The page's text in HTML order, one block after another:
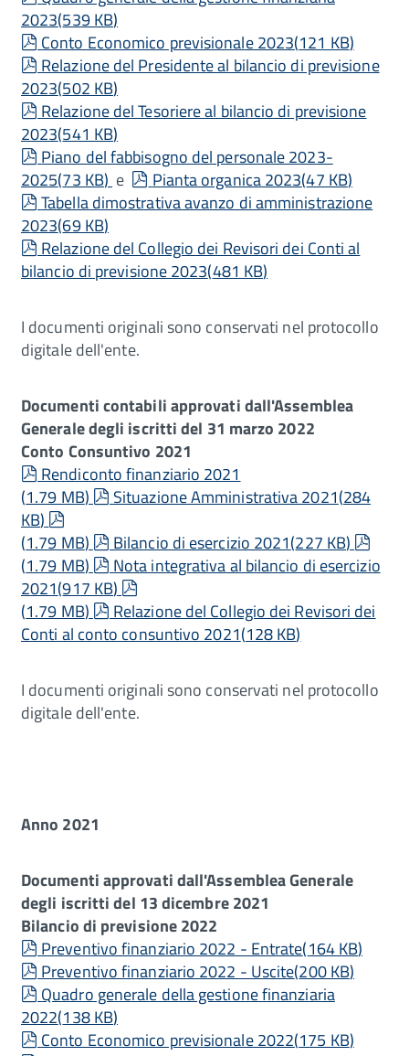
2023(539 KB)
pdf
Conto Economico previsionale 2023(121 KB)
pdf
Relazione del Presidente al bilancio di previsione
2023(502 KB)
pdf
Relazione del Tesoriere al bilancio di previsione
2023(541 KB)
pdf
Piano del fabbisogno del personale 2023-
2025(73 KB) e pdf
Pianta organica 2023(47 KB)
pdf
Tabella dimostrativa avanzo di amministrazione
2023(69 KB)
pdf
Relazione del Collegio dei Revisori dei Conti al
bilancio di previsione 2023(481 KB)
I documenti originali sono conservati nel protocollo
digitale dell'ente.
Documenti contabili approvati dall'Assemblea
Generale degli iscritti del 31 marzo 2022
Conto Consuntivo 2021
pdf
Rendiconto finanziario 2021
(1.79 MB) pdf
Situazione Amministrativa 2021(284
KB)
(1.79 MB) pdf
Bilancio di esercizio 2021(227 KB)
(1.79 MB) pdf
Nota integrativa al bilancio di esercizio
2021(917 KB)
(1.79 MB) pdf
Relazione del Collegio dei Revisori dei
Conti al conto consuntivo 2021(128 KB)
I documenti originali sono conservati nel protocollo
digitale dell'ente.
Anno 2021
Documenti approvati dall'Assemblea Generale
degli iscritti del 13 dicembre 2021
Bilancio di previsione 2022
pdf
Preventivo finanziario 2022 - Entrate(164 KB)
pdf
Preventivo finanziario 2022 - Uscite(200 KB)
pdf
Quadro generale della gestione finanziaria
2022(138 KB)
pdf
Conto Economico previsionale 2022(175 KB)